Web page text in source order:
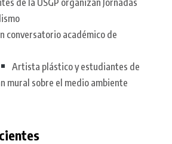
conversatorio académico de
Artista plástico y estudiantes de
mural sobre el medio ambiente